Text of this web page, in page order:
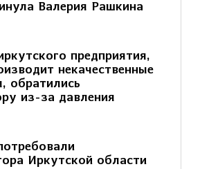
Валерия Рашкина
предприятия,
некачественные
обратились
из-за давления
Иркутской области